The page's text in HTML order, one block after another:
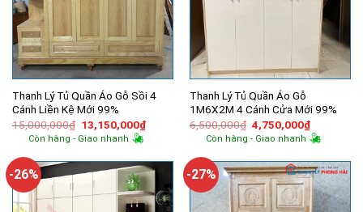
Thanh Lý Tủ Quần Áo Gỗ Sồi 4
Cánh Liền Kệ Mới 99%
15,000,000₫ Giá
gốc
là:
13,150,000₫Giá
hiện
13,150,000₫.
Còn hàng - Giao nhanh
Thanh Lý Tủ Quần Áo Gỗ
1M6X2M 4 Cánh Cửa Mới 99%
6,500,000₫ Giá
gốc
là:
4,750,000₫Giá
hiện
tại
Còn hàng - Giao nhanh
-26% -27%